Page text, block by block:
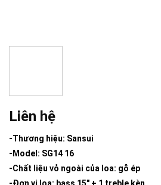
Liên hệ
-Thương hiệu: Sansui
-Model: SG14 16
-Chất liệu vỏ ngoài của loa: gỗ ép